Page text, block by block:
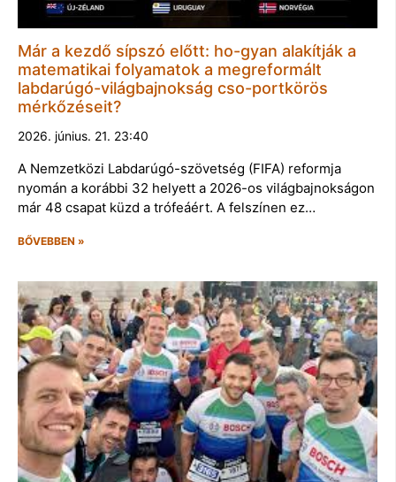
Már a kezdő sípszó előtt: ho-gyan alakítják a
matematikai folyamatok a megreformált
labdarúgó-világbajnokság cso-portkörös
mérkőzéseit?
2026. június. 21. 23:40
A Nemzetközi Labdarúgó-szövetség (FIFA) reformja
nyomán a korábbi 32 helyett a 2026-os világbajnokságon
már 48 csapat küzd a trófeáért. A felszínen ez…
BŐVEBBEN »